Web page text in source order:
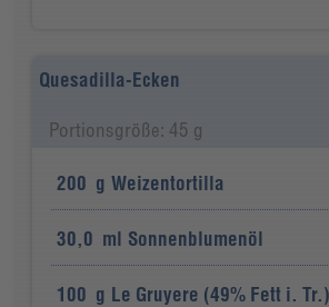
Quesadilla-Ecken
Portionsgröße: 45 g
200 g Weizentortilla
30,0 ml Sonnenblumenöl
100 g Le Gruyere (49% Fett i. Tr.)